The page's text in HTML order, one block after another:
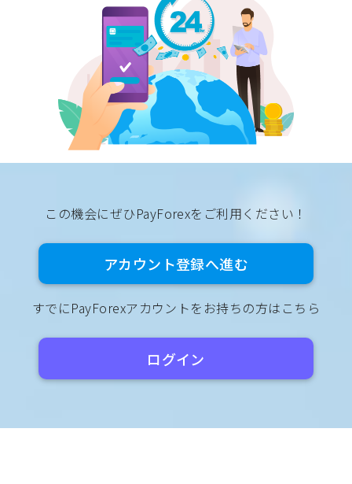
この機会にぜひPayForexをご利用ください！
すでにPayForexアカウントをお持ちの方はこちら
アカウント登録へ進む
ログイン